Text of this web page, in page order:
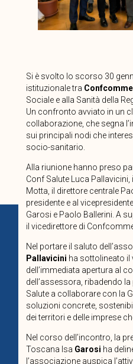
Si è svolto lo scorso 30
istituzionale tra
Sociale e alla Sanità della
Un confronto avviato in un
collaborazione, che segna
sui principali nodi che
socio-sanitario.
Alla riunione hanno preso
Conf Salute Luca
Motta, il direttore centrale
presidente e al
Garosi e Paolo Ballerini. A
il vicedirettore di
Nel portare il saluto
Pallavicini ha sottolineato il
dell’immediata apertura al
dell’assessora, ribadendo
Salute a collaborare con la
soluzioni concrete,
dei territori e delle imprese
Nel corso dell’incontro, la
Toscana Isa Garosi ha
l’associazione auspica